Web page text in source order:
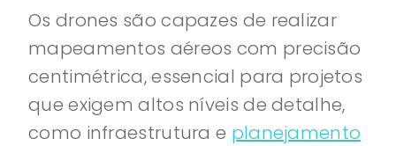
Os drones são capazes de realizar
mapeamentos aéreos com precisão
centimétrica, essencial para projetos
que exigem altos níveis de detalhe,
como infraestrutura e planejamento